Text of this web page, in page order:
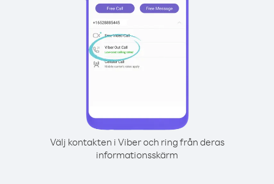
Välj kontakten i Viber och ring från deras
informationsskärm